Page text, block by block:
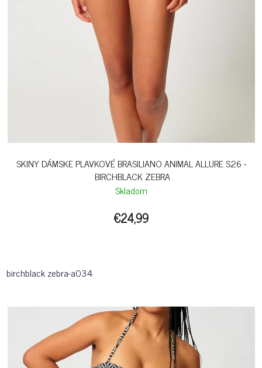
SKINY DÁMSKE PLAVKOVÉ BRASILIANO ANIMAL ALLURE S26 -
BIRCHBLACK ZEBRA
Skladom
€24,99
birchblack zebra-a034